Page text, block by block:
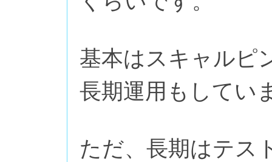
基本はスキャルピ
長期運用もしてい
ただ、長期はテス